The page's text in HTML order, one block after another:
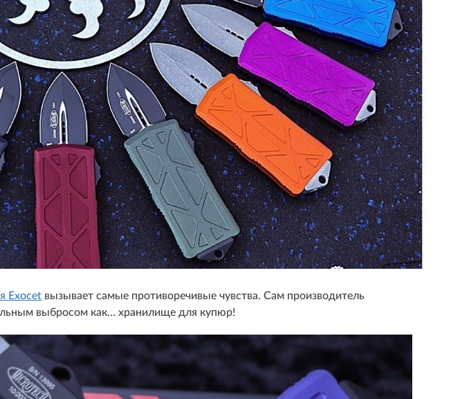
Exocet вызывает самые противоречивые чувства. Сам производитель
выбросом как… хранилище для купюр!